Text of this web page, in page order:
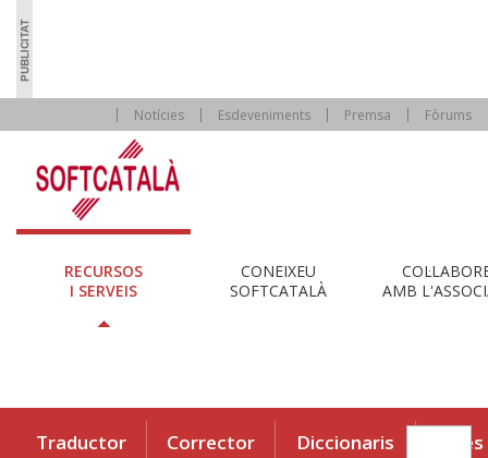
Notícies Esdeveniments Premsa Fòrums
RECURSOS
I SERVEIS
CONEIXEU
SOFTCATALÀ
AMB
Traductor Corrector Diccionaris Eines